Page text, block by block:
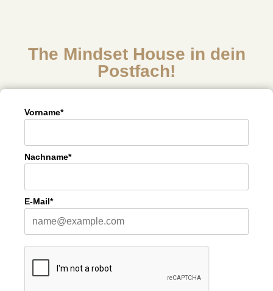
The Mindset House in dein
Postfach!
Vorname*
Nachname*
E-Mail*